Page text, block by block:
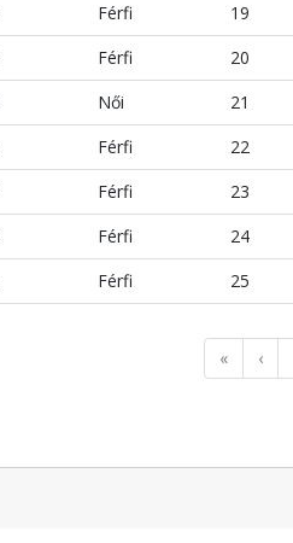
Férfi
19
Férfi
20
Női
21
Férfi
22
Férfi
23
Férfi
24
Férfi 25
« ‹